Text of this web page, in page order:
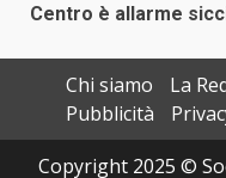
Centro è allarme
Chi siamo
La
Pubblicità
Copyright 2025 ©